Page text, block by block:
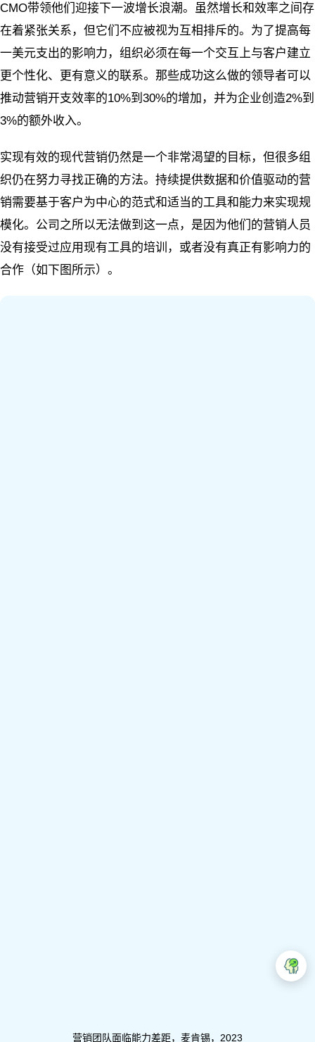
CMO带领他们迎接下一波增长浪潮。虽然增长和效率之间存
在着紧张关系，但它们不应被视为互相排斥的。为了提高每
一美元支出的影响力，组织必须在每一个交互上与客户建立
更个性化、更有意义的联系。那些成功这么做的领导者可以
推动营销开支效率的10%到30%的增加，并为企业创造2%到
3%的额外收入。
实现有效的现代营销仍然是一个非常渴望的目标，但很多组
织仍在努力寻找正确的方法。持续提供数据和价值驱动的营
销需要基于客户为中心的范式和适当的工具和能力来实现规
模化。公司之所以无法做到这一点，是因为他们的营销人员
没有接受过应用现有工具的培训，或者没有真正有影响力的
合作（如下图所示）。
营销团队面临能力差距，麦肯锡，2023